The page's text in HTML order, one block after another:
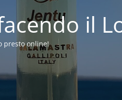
il
presto online!